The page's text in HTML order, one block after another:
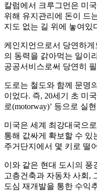
칼럼에서 크루그먼은 미
위해 유지관리에 돈이 드
지도 없는 길 위에 놓여있
케인지언으로서 당연하
의 동력을 갉아먹는 일이
공공서비스로써 당연히
도로는 철도와 함께 문명
이었다. 즉, 20세기 초 미
로(motorway)’ 등으로 실
미국은 세계 최강대국으
통해 값싸게 확보할 수 있
주거단지에서 몇 키로 떨
이와 같은 현대 도시의 풍
고층건축과 자동차 사회,
도심 재개발을 통한 수익